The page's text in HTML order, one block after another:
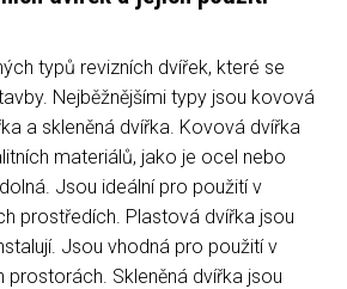
typů revizních dvířek, které se
Nejběžnějšími typy jsou kovová
a skleněná dvířka. Kovová dvířka
materiálů, jako je ocel nebo
Jsou ideální pro použití v
prostředích. Plastová dvířka jsou
Jsou vhodná pro použití v
prostorách. Skleněná dvířka jsou